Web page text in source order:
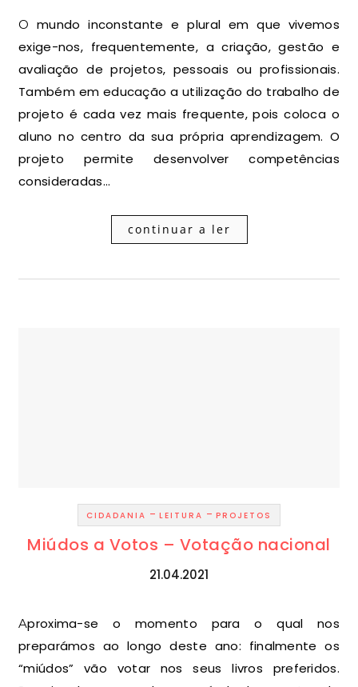
O mundo inconstante e plural em que vivemos
exige-nos, frequentemente, a criação, gestão e
avaliação de projetos, pessoais ou profissionais.
Também em educação a utilização do trabalho de
projeto é cada vez mais frequente, pois coloca o
aluno no centro da sua própria aprendizagem. O
projeto permite desenvolver competências
consideradas…
continuar a ler
CIDADANIA - LEITURA - PROJETOS
Miúdos a Votos – Votação nacional
21.04.2021
Aproxima-se o momento para o qual nos
preparámos ao longo deste ano: finalmente os
“miúdos” vão votar nos seus livros preferidos.